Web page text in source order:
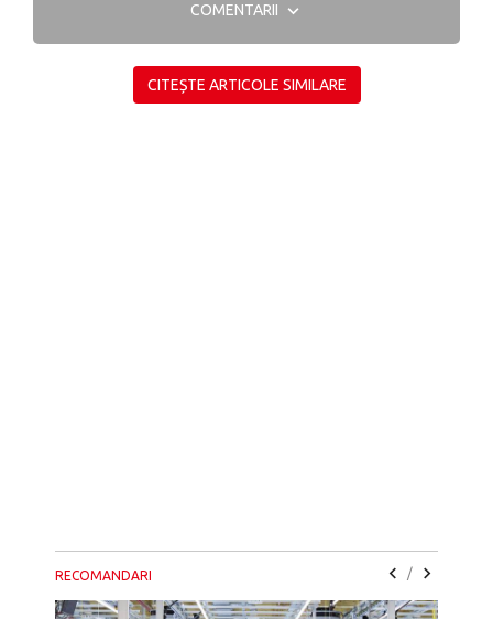
COMENTARII
CITEȘTE ARTICOLE SIMILARE
RECOMANDARI /